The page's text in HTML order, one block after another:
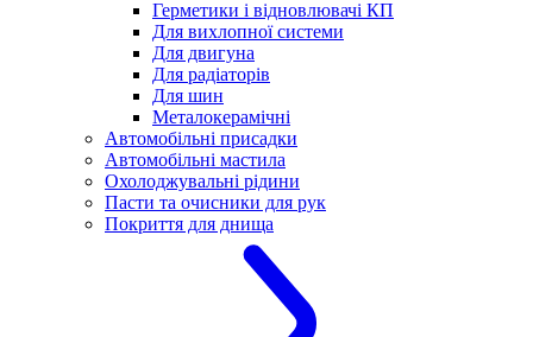
Герметики і відновлювачі КП
Для вихлопної системи
Для двигуна
Для радіаторів
Для шин
Металокерамічні
Автомобільні присадки
Автомобільні мастила
Охолоджувальні рідини
Пасти та очисники для рук
Покриття для днища